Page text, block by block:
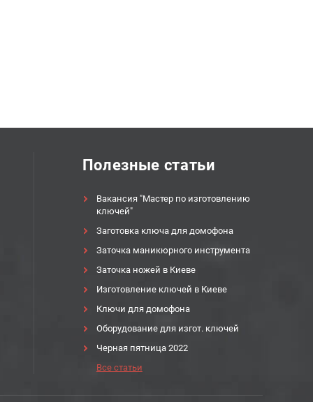
Полезные статьи
Вакансия "Мастер по изготовлению
ключей"
Заготовка ключа для домофона
Заточка маникюрного инструмента
Заточка ножей в Киеве
Изготовление ключей в Киеве
Ключи для домофона
Оборудование для изгот. ключей
Черная пятница 2022
Все статьи